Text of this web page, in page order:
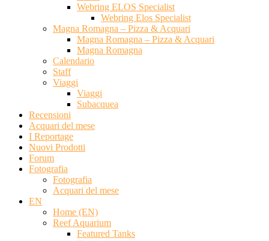
Webring ELOS Specialist
Webring Elos Specialist
Magna Romagna – Pizza & Acquari
Magna Romagna – Pizza & Acquari
Magna Romagna
Calendario
Staff
Viaggi
Viaggi
Subacquea
Recensioni
Acquari del mese
I Reportage
Nuovi Prodotti
Forum
Fotografia
Fotografia
Acquari del mese
EN
Home (EN)
Reef Aquarium
Featured Tanks